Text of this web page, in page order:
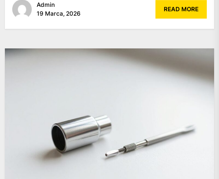
Admin
19 Marca, 2026
READ MORE